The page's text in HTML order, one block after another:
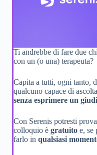
Ti andrebbe di fare due
con un (o una) terapeuta?
Capita a tutti, ogni tanto,
qualcuno capace di
senza esprimere un
Con Serenis potresti
colloquio è gratuito e, se
farlo in qualsiasi